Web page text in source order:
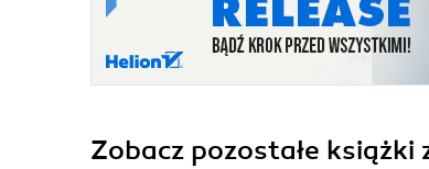
Zobacz pozostałe książki